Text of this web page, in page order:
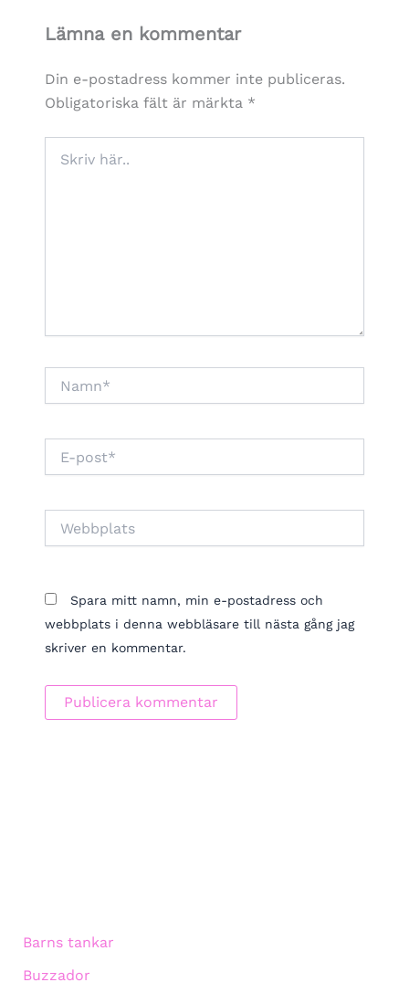
Lämna en kommentar
Din e-postadress kommer inte publiceras.
Obligatoriska fält är märkta *
här..
post*
Spara mitt namn, min e-postadress och
webbplats i denna webbläsare till nästa gång jag
skriver en kommentar.
Barns tankar
Buzzador